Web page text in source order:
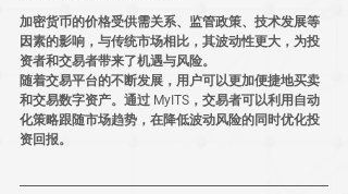
加密货币的价格受供需关系、监管政策、技术发展等
因素的影响，与传统市场相比，其波动性更大，为投
资者和交易者带来了机遇与风险。
随着交易平台的不断发展，用户可以更加便捷地买卖
和交易数字资产。通过 MyITS ，交易者可以利用自动
化策略跟随市场趋势，在降低波动风险的同时优化投
资回报。